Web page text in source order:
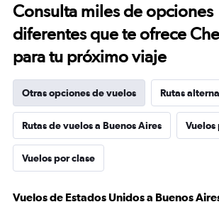
Consulta miles de opciones
diferentes que te ofrece
para tu próximo viaje
Otras opciones de vuelos Rutas
Rutas de vuelos a Buenos Aires Vuelos
Vuelos por clase
Vuelos de Estados Unidos a Buenos